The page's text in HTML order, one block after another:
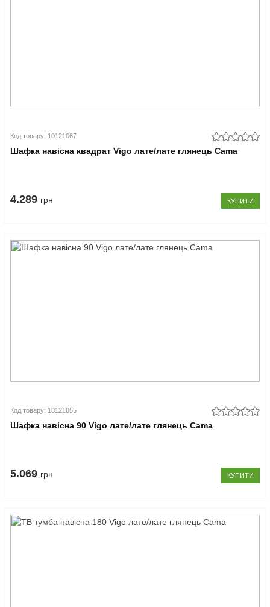
Код товару: 10121067
Шафка навісна квадрат Vigo лате/лате глянець Cama
4.289 грн КУПИТИ
Код товару: 10121055
Шафка навісна 90 Vigo лате/лате глянець Cama
5.069 грн КУПИТИ